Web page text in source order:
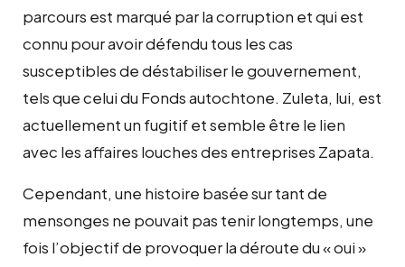
parcours est marqué par la corruption et qui est
connu pour avoir défendu tous les cas
susceptibles de déstabiliser le gouvernement,
tels que celui du Fonds autochtone. Zuleta, lui, est
actuellement un fugitif et semble être le lien
avec les affaires louches des entreprises Zapata.
Cependant, une histoire basée sur tant de
mensonges ne pouvait pas tenir longtemps, une
fois l’objectif de provoquer la déroute du « oui »